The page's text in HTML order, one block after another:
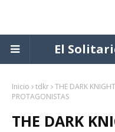
El
Inicio tdkr THE DARK
PROTAGONISTAS
THE DARK